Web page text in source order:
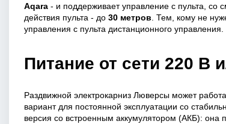
Aqara - и поддерживает управление с пульта, со
действия пульта - до 30 метров . Тем, кому не
управления с пульта дистанционного управления.
Питание от сети 220 В
Раздвижной электрокарниз Люверсы может
вариант для постоянной эксплуатации со
версия со встроенным аккумулятором (АКБ): она